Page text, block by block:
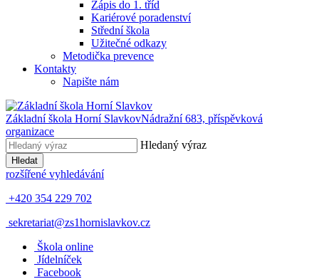
Zápis do 1. tříd
Kariérové poradenství
Střední škola
Užitečné odkazy
Metodička prevence
Kontakty
Napište nám
Základní škola Horní SlavkovNádražní 683, příspěvková
organizace
Hledaný výraz
Hledat
rozšířené vyhledávání
+420 354 229 702
sekretariat@zs1hornislavkov.cz
Škola online
Jídelníček
Facebook